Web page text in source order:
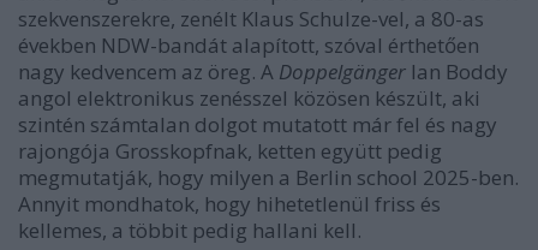
szekvenszerekre, zenélt Klaus Schulze-vel, a 80-as
években NDW-bandát alapított, szóval érthetően
nagy kedvencem az öreg. A Doppelgänger Ian Boddy
angol elektronikus zenésszel közösen készült, aki
szintén számtalan dolgot mutatott már fel és nagy
rajongója Grosskopfnak, ketten együtt pedig
megmutatják, hogy milyen a Berlin school 2025-ben.
Annyit mondhatok, hogy hihetetlenül friss és
kellemes, a többit pedig hallani kell.